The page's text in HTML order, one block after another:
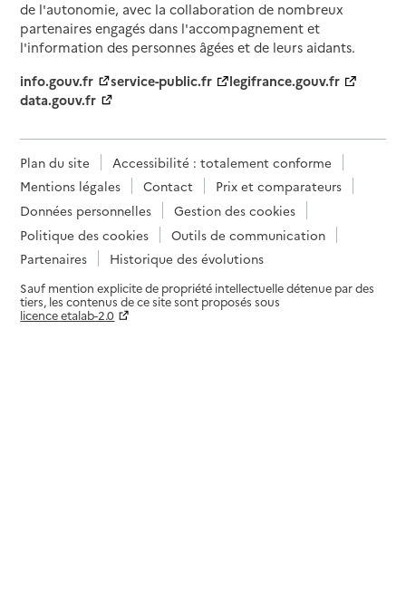
de l'autonomie, avec la collaboration de nombreux
partenaires engagés dans l'accompagnement et
l'information des personnes âgées et de leurs aidants.
info.gouv.fr
service-public.fr
legifrance.gouv.fr
data.gouv.fr
Plan du site
Accessibilité : totalement conforme
Mentions légales
Contact
Prix et comparateurs
Données personnelles
Gestion des cookies
Politique des cookies
Outils de communication
Partenaires
Historique des évolutions
Sauf mention explicite de propriété intellectuelle détenue par des
tiers, les contenus de ce site sont proposés sous
licence etalab-2.0